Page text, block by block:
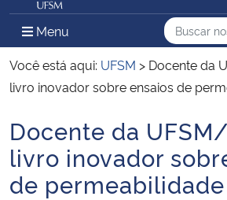
Ministério da Defesa
Ministério das Relações Exteriores
Ministério da Infraestrutura
Ministério da Agricultura, Pecuária e
Menu Menu Principal do Sítio
Busca
Busca:
Você está aqui: UFSM > Docente da
livro inovador sobre ensaios de
Início do conteúdo
Docente da
livro inovador
de permeabilidade